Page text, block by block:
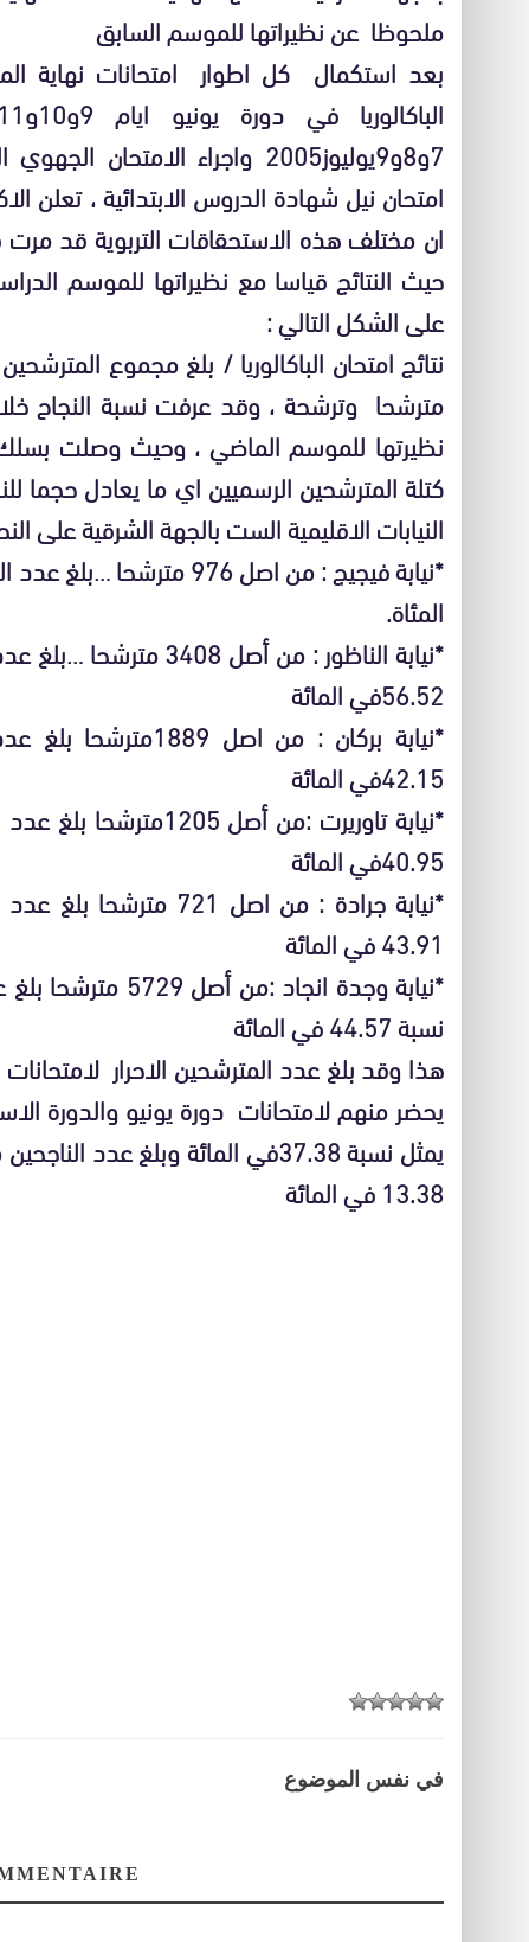
ملحوظا عن نظيراتها للموسم السابق
7و8و9يوليوز2005 واجراء
امتحان نيل شهادة الدروس الابتدائية ، تعلن
ان مختلف هذه الاستحقاقات التربوية قد
حيث النتائج قياسا مع نظيراتها للموسم
على الشكل التالي :
مترشحا وترشحة ، وقد عرفت نسبة النجاح
النيابات الاقليمية الست بالجهة الشرقية على
المئاة.
56.52في المائة
42.15في المائة
40.95في المائة
43.91 في المائة
نسبة 44.57 في المائة
13.38 في المائة
في نفس الموضوع